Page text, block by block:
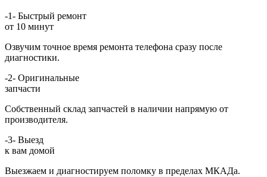
-1- Быстрый ремонт
от 10 минут
Озвучим точное время ремонта телефона сразу после
диагностики.
-2- Оригинальные
запчасти
Собственный склад запчастей в наличии напрямую от
производителя.
-3- Выезд
к вам домой
Выезжаем и диагностируем поломку в пределах МКАДа.